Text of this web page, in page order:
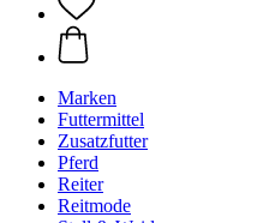
Marken
Futtermittel
Zusatzfutter
Pferd
Reiter
Reitmode